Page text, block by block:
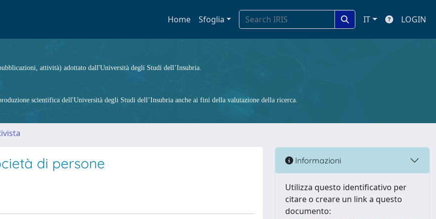
Home Sfoglia IT LOGIN
attività) adottato dall'Università degli Studi dell’Insubria.
scientifica dell'Università degli Studi dell’Insubria anche ai fini della valutazione della ricerca.
di persone Informazioni
Utilizza questo identificativo per
citare o creare un link a questo
documento: